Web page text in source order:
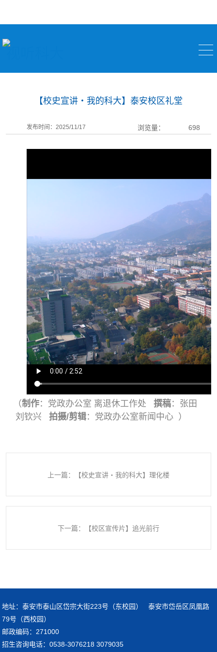
【校史宣讲・我的科大】泰安校区礼堂
发布时间：2025/11/17 浏览量： 698
（制作：党政办公室 离退休工作处 撰稿：张田
刘钦兴 拍摄/剪辑：党政办公室新闻中心 ）
上一篇：【校史宣讲・我的科大】理化楼
下一篇：【校区宣传片】追光前行
地址：泰安市泰山区岱宗大街223号（东校园） 泰安市岱岳区凤凰路
79号（西校园）
邮政编码：271000
招生咨询电话：0538-3076218 3079035